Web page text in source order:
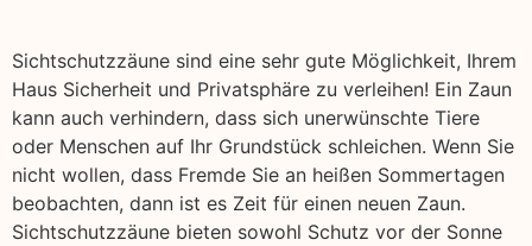
Sichtschutzzäune sind eine sehr gute Möglichkeit, Ihrem
Haus Sicherheit und Privatsphäre zu verleihen! Ein Zaun
kann auch verhindern, dass sich unerwünschte Tiere
oder Menschen auf Ihr Grundstück schleichen. Wenn Sie
nicht wollen, dass Fremde Sie an heißen Sommertagen
beobachten, dann ist es Zeit für einen neuen Zaun.
Sichtschutzzäune bieten sowohl Schutz vor der Sonne